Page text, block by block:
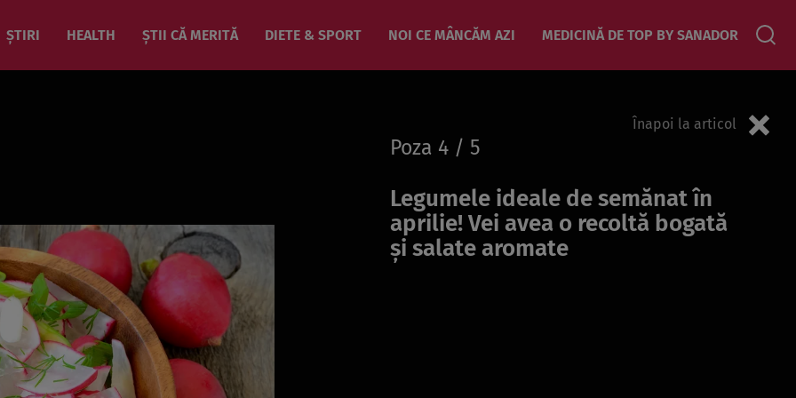
ȘTIRI HEALTH ȘTII CĂ MERITĂ DIETE & SPORT NOI CE MÂNCĂM AZI MEDICINĂ DE TOP BY SANADOR
Înapoi la articol
Poza 4 / 5
Legumele ideale de semănat în
aprilie! Vei avea o recoltă bogată
și salate aromate